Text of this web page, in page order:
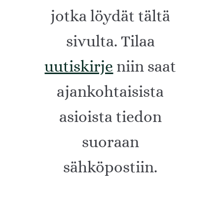
jotka löydät tältä
sivulta. Tilaa
uutiskirje niin saat
ajankohtaisista
asioista tiedon
suoraan
sähköpostiin.